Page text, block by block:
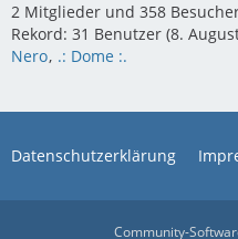
2 Mitglieder und 358
Rekord: 31 Benutzer (8.
Nero .: Dome :.
Datenschutzerklärung
Community-